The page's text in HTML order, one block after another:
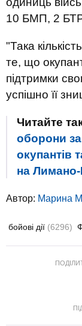
10 БМП, 2
"Така
те, що
підтримки
успішно її
Читайте
оборони
окупантів
на Лимано-
Автор: Марина
бойові дії (6296)